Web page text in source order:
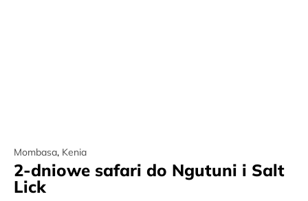
Mombasa, Kenia
2-dniowe safari do Ngutuni i Salt
Lick